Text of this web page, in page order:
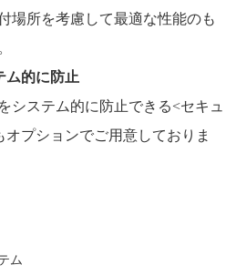
場所を考慮して最適な性能のも
ム的に防止
システム的に防止できる<セキュ
プションでご用意しておりま
ム